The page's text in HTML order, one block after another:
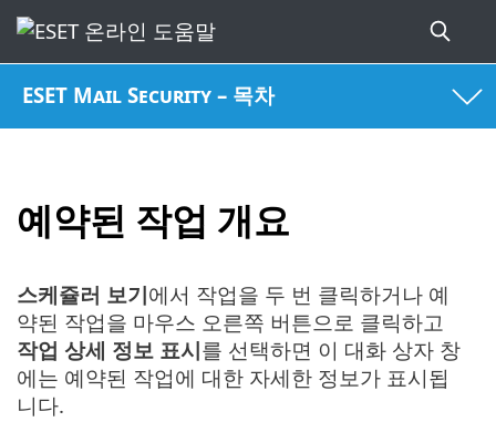
ESET Mail Security – 목차
예약된 작업 개요
스케쥴러 보기에서 작업을 두 번 클릭하거나 예
약된 작업을 마우스 오른쪽 버튼으로 클릭하고
작업 상세 정보 표시를 선택하면 이 대화 상자 창
에는 예약된 작업에 대한 자세한 정보가 표시됩
니다.